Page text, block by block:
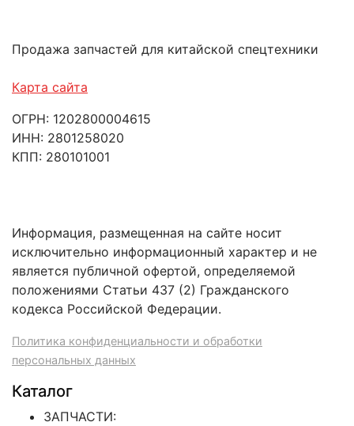
Продажа запчастей для китайской спецтехники
Карта сайта
ОГРН: 1202800004615
ИНН: 2801258020
КПП: 280101001
Информация, размещенная на сайте носит
исключительно информационный характер и не
является публичной офертой, определяемой
положениями Статьи 437 (2) Гражданского
кодекса Российской Федерации.
Политика конфиденциальности и обработки
персональных данных
Каталог
ЗАПЧАСТИ: